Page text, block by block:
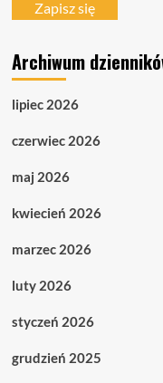
Zapisz się
Archiwum
lipiec 2026
czerwiec 2026
maj 2026
kwiecień 2026
marzec 2026
luty 2026
styczeń 2026
grudzień 2025